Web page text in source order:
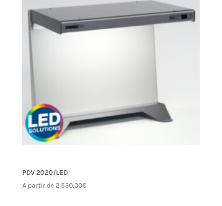
PDV 2020/LED
A partir de 2 530,00€